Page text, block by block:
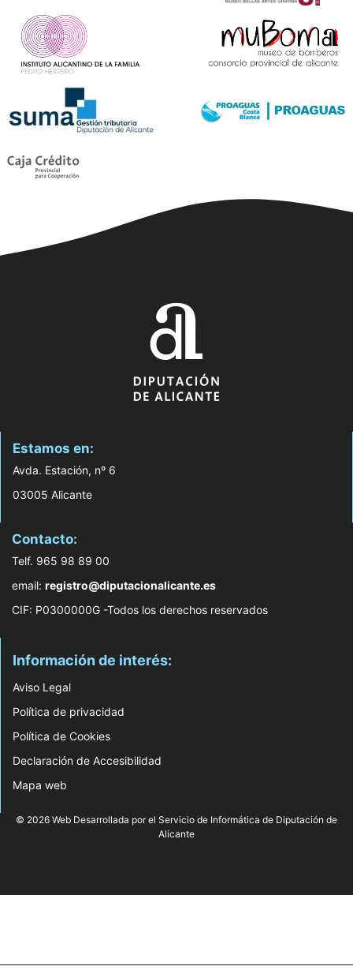
Estamos en:
Avda. Estación, nº 6
03005 Alicante
Contacto:
Telf. 965 98 89 00
email: registro@diputacionalicante.es
CIF: P0300000G -Todos los derechos reservados
Información de interés:
Aviso Legal
Política de privacidad
Política de Cookies
Declaración de Accesibilidad
Mapa web
© 2026 Web Desarrollada por el Servicio de Informática de Diputación de
Alicante